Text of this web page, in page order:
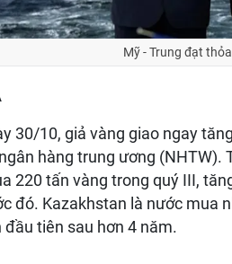
Mỹ - Trung đạt
30/10, giả vàng giao ngay
hàng trung ương (NHTW).
220 tấn vàng trong quý III,
đó. Kazakhstan là nước mua
đầu tiên sau hơn 4 năm.